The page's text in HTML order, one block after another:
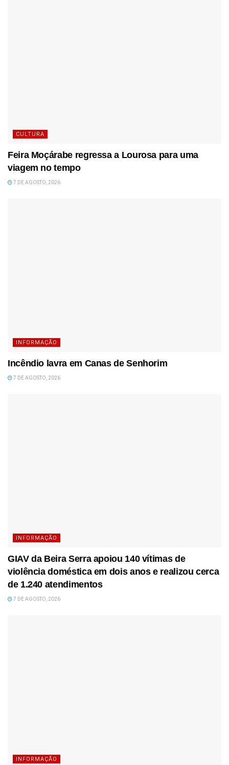
CULTURA
Feira Moçárabe regressa a Lourosa para uma
viagem no tempo
7 DE AGOSTO, 2026
INFORMAÇÃO
Incêndio lavra em Canas de Senhorim
7 DE AGOSTO, 2026
INFORMAÇÃO
GIAV da Beira Serra apoiou 140 vítimas de
violência doméstica em dois anos e realizou cerca
de 1.240 atendimentos
7 DE AGOSTO, 2026
INFORMAÇÃO